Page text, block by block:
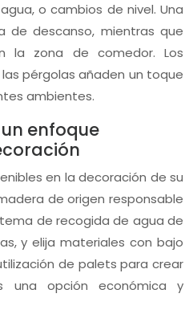
o cambios de nivel. Una
de descanso, mientras que
la zona de comedor. Los
pérgolas añaden un toque
ambientes.
enfoque
en la decoración de su
de origen responsable
de recogida de agua de
y elija materiales con bajo
de palets para crear
una opción económica y